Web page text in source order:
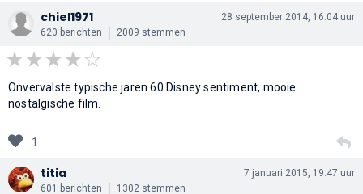
chiel1971
620 berichten 2009 stemmen
28 september 2014, 16:04 uur
Onvervalste typische jaren 60 Disney sentiment, mooie
nostalgische film.
1
titia
601 berichten 1302 stemmen
7 januari 2015, 19:47 uur